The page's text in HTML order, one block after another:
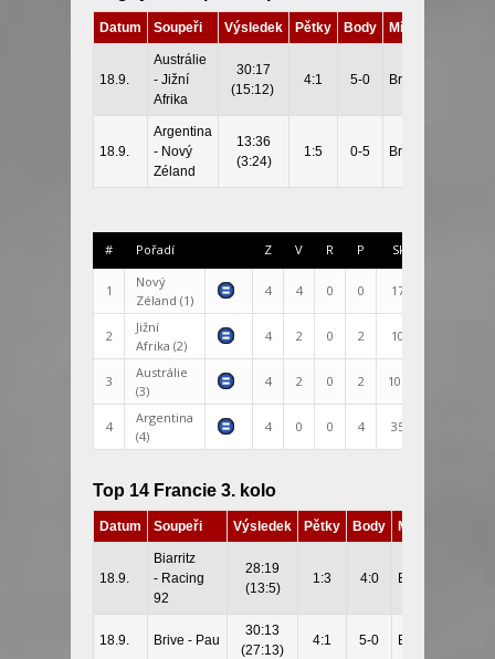
Datum Soupeři Výsledek Pětky Body Místo
18.9.
Austrálie
- Jižní
Afrika
30:17
(15:12)
4:1 5-0 Brisbane
18.9.
Argentina
- Nový
Zéland
13:36
(3:24)
1:5 0-5 Brisbane
# Pořadí Z V R P Skóre
1
Nový
Zéland (1)
4 4 0 0 170:56
2
Jižní
Afrika (2)
4 2 0 2 104:80
3
Austrálie
(3)
4 2 0 2 101:138
4
Argentina
(4)
4 0 0 4 35:136
Top 14 Francie 3. kolo
Datum Soupeři Výsledek Pětky Body Místo
18.9.
Biarritz
- Racing
92
28:19
(13:5)
1:3 4:0 Biarritz
18.9. Brive - Pau
30:13
(27:13)
4:1 5-0 Brive